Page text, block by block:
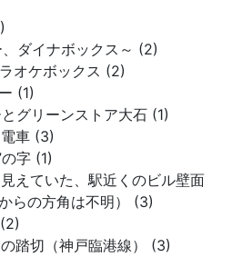
ダイナボックス～ (2)
オケボックス (2)
(1)
グリーンストア大石 (1)
車 (3)
字 (1)
えていた、駅近くのビル壁面
らの方角は不明） (3)
踏切（神戸臨港線） (3)